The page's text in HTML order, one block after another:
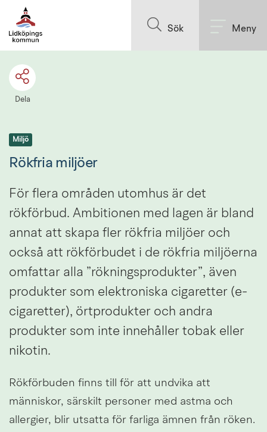
Sök Meny
Dela
Miljö
Rökfria miljöer
För flera områden utomhus är det
rökförbud. Ambitionen med lagen är bland
annat att skapa fler rökfria miljöer och
också att rökförbudet i de rökfria miljöerna
omfattar alla ”rökningsprodukter”, även
produkter som elektroniska cigaretter (e-
cigaretter), örtprodukter och andra
produkter som inte innehåller tobak eller
nikotin.
Rökförbuden finns till för att undvika att
människor, särskilt personer med astma och
allergier, blir utsatta för farliga ämnen från röken.